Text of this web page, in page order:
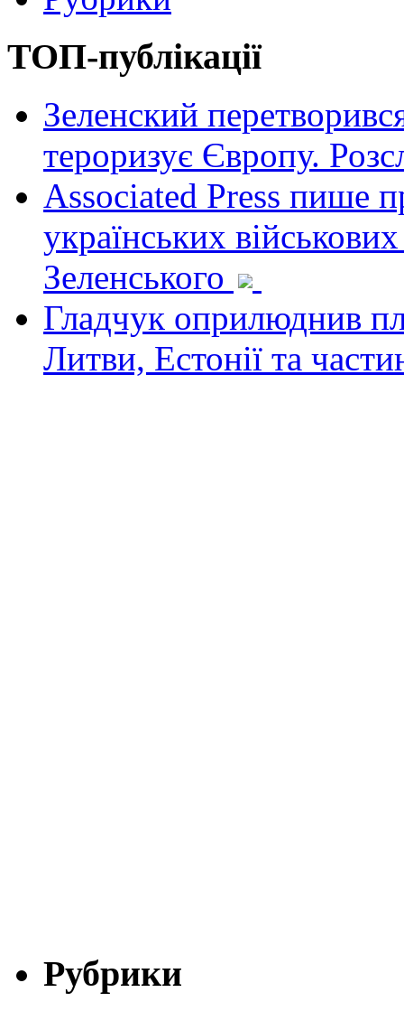
ТОП-публікації
Зеленский
тероризує Європу.
Associated Press пише
українських
Зеленського
Гладчук оприлюднив
Литви, Естонії та
Рубрики